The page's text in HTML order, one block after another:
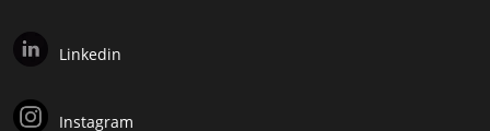
Linkedin
Instagram